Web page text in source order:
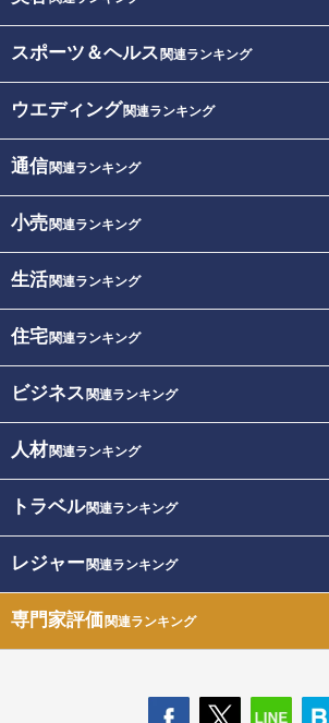
スポーツ＆ヘルス 関連ランキング
ウエディング関連ランキング
通信関連ランキング
小売関連ランキング
生活関連ランキング
住宅関連ランキング
ビジネス 関連ランキング
人材関連ランキング
トラベル関連ランキング
レジャー関連ランキング
専門家評価関連ランキング